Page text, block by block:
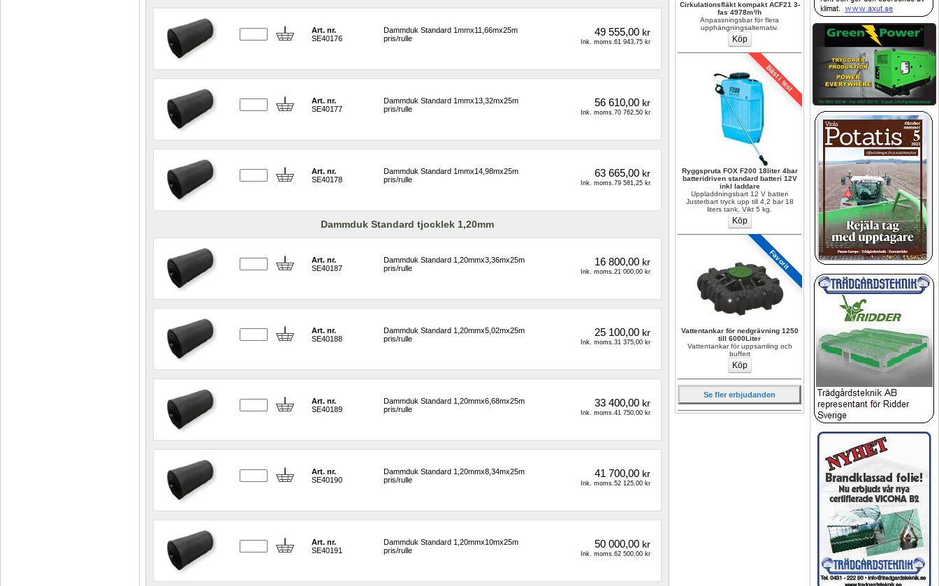
Cirkulationsfläkt kompakt ACF21 3-
fas 4978m³/h
Anpassningsbar för flera
upphängningsalternativ.
Bäst i test
Ryggspruta FOX F200 18liter 4bar
batteridriven standard batteri 12V
inkl laddare
Uppladdningsbart 12 V batteri
Justerbart tryck upp till 4,2 bar 18
liters tank. Vikt 5 kg.
Favorit
Vattentankar för nedgrävning 1250
till 6000Liter
Vattentankar för uppsamling och
buffert
Se fler erbjudanden
Art. nr.
SE40176
Dammduk Standard 1mmx11,66mx25m
pris/rulle
49 555,00kr
Ink. moms.61 943,75 kr
Art. nr.
SE40177
Dammduk Standard 1mmx13,32mx25m
pris/rulle
56 610,00kr
Ink. moms.70 762,50 kr
Art. nr.
SE40178
Dammduk Standard 1mmx14,98mx25m
pris/rulle
63 665,00kr
Ink. moms.79 581,25 kr
Dammduk Standard tjocklek 1,20mm
Art. nr.
SE40187
Dammduk Standard 1,20mmx3,36mx25m
pris/rulle
16 800,00kr
Ink. moms.21 000,00 kr
Art. nr.
SE40188
Dammduk Standard 1,20mmx5,02mx25m
pris/rulle
25 100,00kr
Ink. moms.31 375,00 kr
Art. nr.
SE40189
Dammduk Standard 1,20mmx6,68mx25m
pris/rulle
33 400,00kr
Ink. moms.41 750,00 kr
Art. nr.
SE40190
Dammduk Standard 1,20mmx8,34mx25m
pris/rulle
41 700,00kr
Ink. moms.52 125,00 kr
Art. nr.
SE40191
Dammduk Standard 1,20mmx10mx25m
pris/rulle
50 000,00kr
Ink. moms.62 500,00 kr